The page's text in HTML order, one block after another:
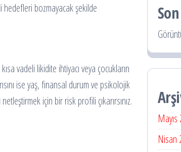
hedefleri bozmayacak şekilde
vadeli likidite ihtiyacı veya çocukların
ise yaş, finansal durum ve psikolojik
için bir risk profili çıkarırsınız.
Nisan